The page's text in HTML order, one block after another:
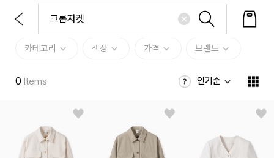
카테고리 색상 가격 브랜드
0 Items 인기순